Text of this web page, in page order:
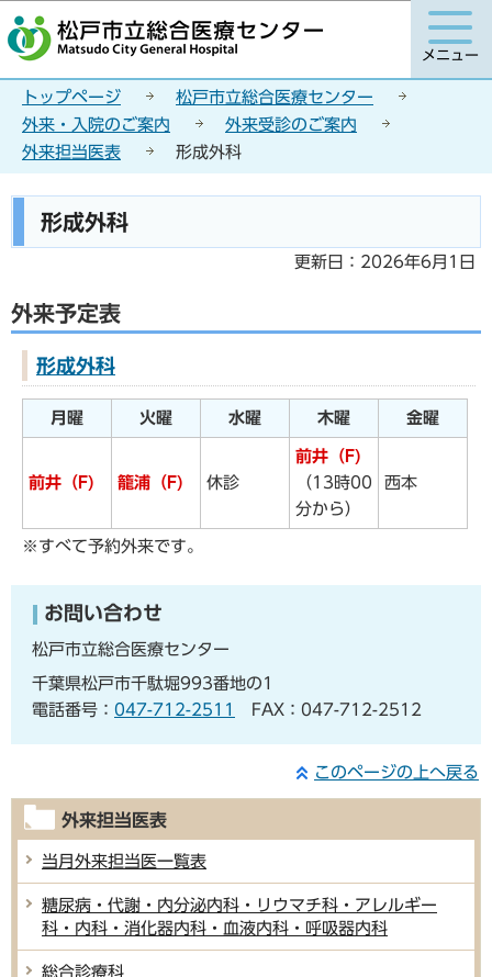
こ
の
先
頭
す
メニュー
トップページ
松戸市立総合医療センター
外来・入院のご案内
外来受診のご案内
外来担当医表
形成外科
か
形成外科
更新日：2026年6月1日
外来予定表
形成外科
月曜 火曜 水曜 木曜 金曜
前井（F) 籠浦（F) 休診
前井（F)
（13時00
分から）
西本
※すべて予約外来です。
お問い合わせ
松戸市立総合医療センター
千葉県松戸市千駄堀993番地の1
電話番号： 047-712-2511 FAX：047-712-2512
このページの上へ戻る
外来担当医表
当月外来担当医一覧表
糖尿病・代謝・内分泌内科・リウマチ科・アレルギー
科・内科・消化器内科・血液内科・呼吸器内科
総合診療科